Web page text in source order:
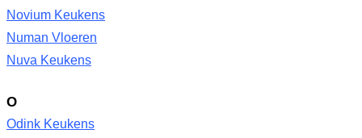
Novium Keukens
Numan Vloeren
Nuva Keukens
O
Odink Keukens